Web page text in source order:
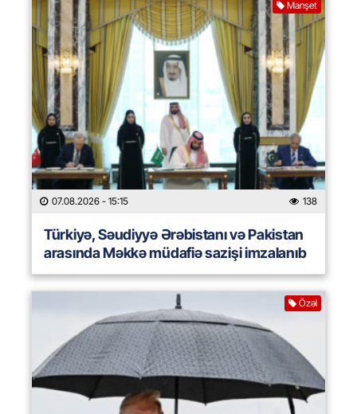
Manşet
07.08.2026 - 15:15 138
Türkiyə, Səudiyyə Ərəbistanı və Pakistan
arasında Məkkə müdafiə sazişi imzalanıb
Özəl